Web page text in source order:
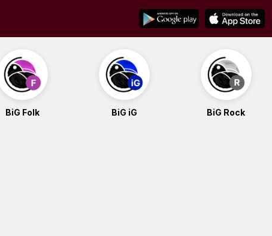
BiG Folk BiG iG BiG Rock